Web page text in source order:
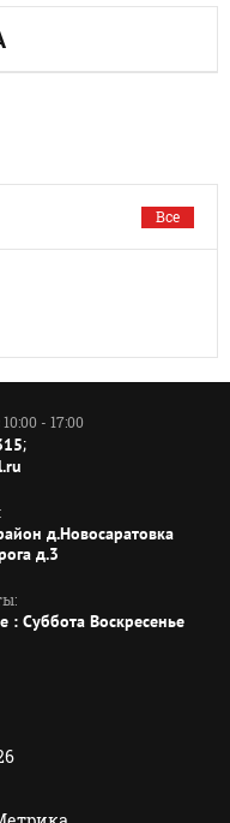
Все
- 17:00
;
д.Новосаратовка
д.3
Суббота Воскресенье